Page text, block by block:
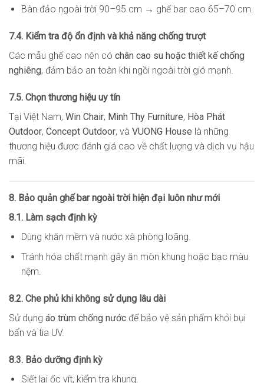
Bàn đảo ngoài trời 90–95 cm → ghế bar cao 65–70 cm.
7.4. Kiểm tra độ ổn định và khả năng chống trượt
Các mẫu ghế cao nên có chân cao su hoặc thiết kế chống
nghiêng, đảm bảo an toàn khi ngồi ngoài trời gió mạnh.
7.5. Chọn thương hiệu uy tín
Tại Việt Nam, Win Chair, Minh Thy Furniture, Hòa Phát
Outdoor, Concept Outdoor, và VUONG House là những
thương hiệu được đánh giá cao về chất lượng và dịch vụ hậu
mãi.
8. Bảo quản ghế bar ngoài trời hiện đại luôn như mới
8.1. Làm sạch định kỳ
Dùng khăn mềm và nước xà phòng loãng.
Tránh hóa chất mạnh gây ăn mòn khung hoặc bạc màu
nệm.
8.2. Che phủ khi không sử dụng lâu dài
Sử dụng áo trùm chống nước để bảo vệ sản phẩm khỏi bụi
bẩn và tia UV.
8.3. Bảo dưỡng định kỳ
Siết lại ốc vít, kiểm tra khung.